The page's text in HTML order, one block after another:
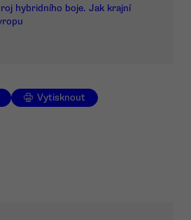
hybridního boje. Jak krajní
Vytisknout